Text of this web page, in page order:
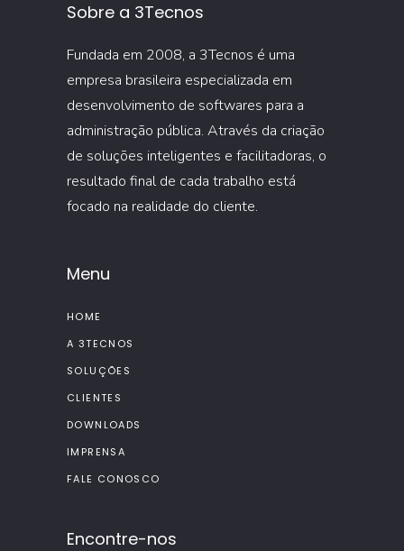
Sobre a 3Tecnos
Fundada em 2008, a 3Tecnos é uma
empresa brasileira especializada em
desenvolvimento de softwares para a
administração pública. Através da criação
de soluções inteligentes e facilitadoras, o
resultado final de cada trabalho está
focado na realidade do cliente.
Menu
HOME
A 3TECNOS
SOLUÇÕES
CLIENTES
DOWNLOADS
IMPRENSA
FALE CONOSCO
Encontre-nos